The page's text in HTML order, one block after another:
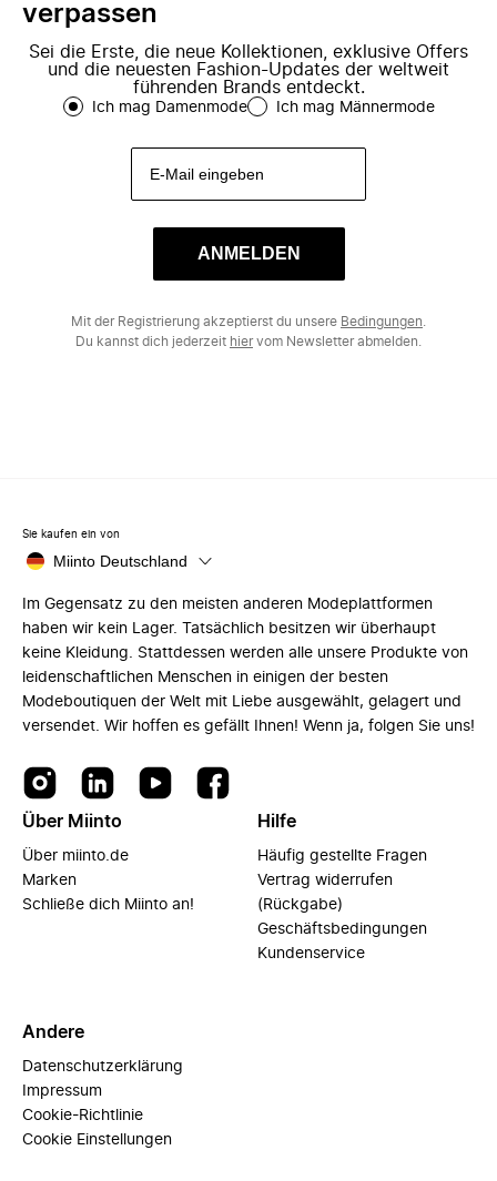
verpassen
Sei die Erste, die neue Kollektionen, exklusive Offers
und die neuesten Fashion-Updates der weltweit
führenden Brands entdeckt.
Ich mag Damenmode Ich mag Männermode
ANMELDEN
Mit der Registrierung akzeptierst du unsere Bedingungen
Du kannst dich jederzeit hiervom Newsletter abmelden.
Sie kaufen ein von
Miinto Deutschland
Im Gegensatz zu den meisten anderen Modeplattformen
haben wir kein Lager. Tatsächlich besitzen wir überhaupt
keine Kleidung. Stattdessen werden alle unsere Produkte von
leidenschaftlichen Menschen in einigen der besten
Modeboutiquen der Welt mit Liebe ausgewählt, gelagert und
versendet. Wir hoffen es gefällt Ihnen! Wenn ja, folgen Sie uns!
Über Miinto
Über miinto.de
Marken
Schließe dich Miinto an!
Hilfe
Häufig gestellte Fragen
Vertrag widerrufen
(Rückgabe)
Geschäftsbedingungen
Kundenservice
Andere
Datenschutzerklärung
Impressum
Cookie-Richtlinie
Cookie Einstellungen